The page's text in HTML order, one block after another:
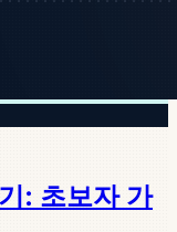
: 초보자 가